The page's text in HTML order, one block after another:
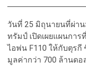
วันที่ 25 มิถุนายนที่ผ่า
ทรัมป์ เปิดเผยแผนกา
ไอพ่น F110 ให้กับตุรกี
มูลค่ากว่า 700 ล้านดอ